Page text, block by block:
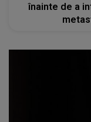
înainte de a